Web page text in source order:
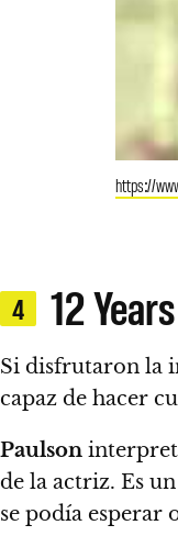
https://
4 12
Si disfrutaron la
capaz de hacer
Paulson
de la actriz. Es
se podía esperar